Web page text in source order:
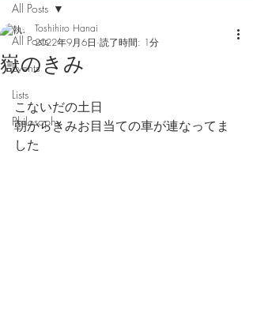
All Posts
Events
Lists
Philosophy
All Posts
嶽のきみ
Toshihiro Hanai
2022年9月6日 読了時間: 1分
こないだの土日
朝からきみお目当ての車が連なってま
した